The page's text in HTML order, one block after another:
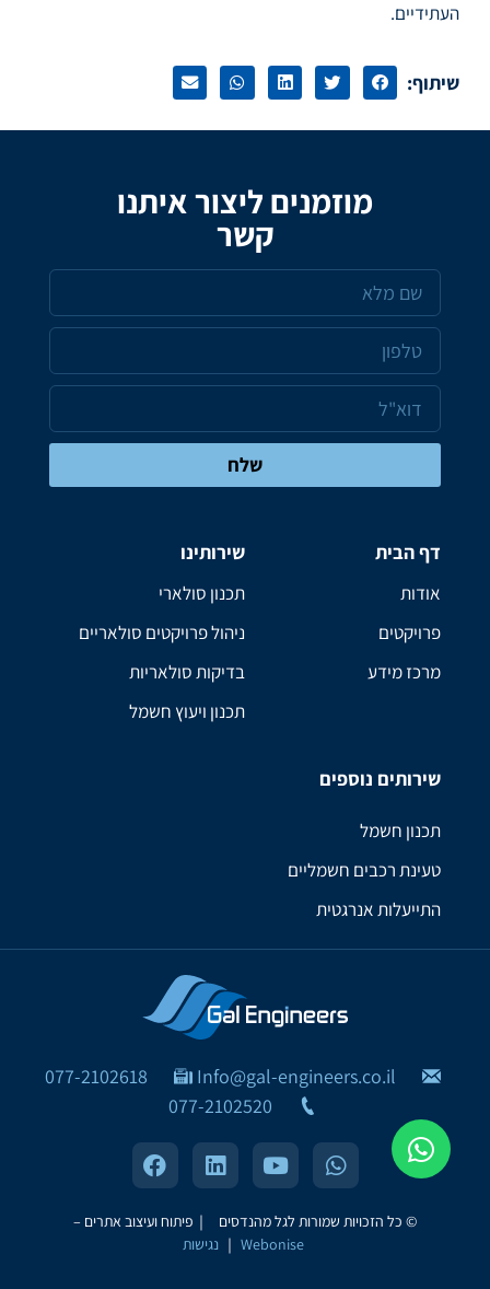
העתידיים.
שיתוף:
מוזמנים ליצור איתנו
קשר
שלח
דף הבית
אודות
פרויקטים
מרכז מידע
שירותינו
תכנון סולארי
ניהול פרויקטים סולאריים
בדיקות סולאריות
תכנון ויעוץ חשמל
שירותים נוספים
תכנון חשמל
טעינת רכבים חשמליים
התייעלות אנרגטית
Info@gal-engineers.co.il
077-2102618
077-2102520
© כל הזכויות שמורות לגל מהנדסים ｜ פיתוח ועיצוב אתרים –
Webonise
｜ נגישות